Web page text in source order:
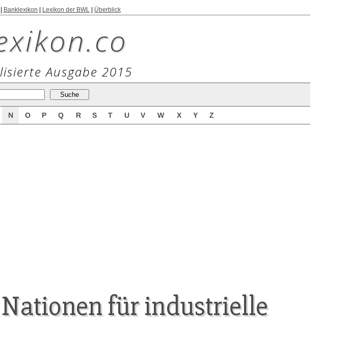
Banklexikon Lexikon der BWL Überblick
Ausgabe 2015
N O P Q R S T U V W X Y Z
für industrielle